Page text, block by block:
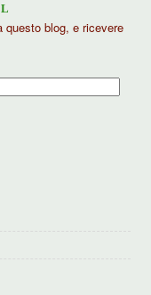
blog, e ricevere